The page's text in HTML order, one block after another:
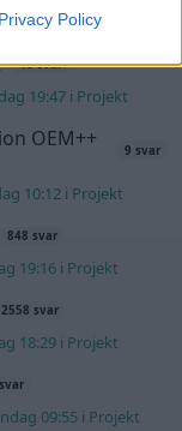
Privacy Policy
timmar sedani
46 svar
19:47 i Projekt
OEM++
9 svar
10:12 i Projekt
848 svar
19:16 i Projekt
2558 svar
18:29 i Projekt
09:55 i Projekt